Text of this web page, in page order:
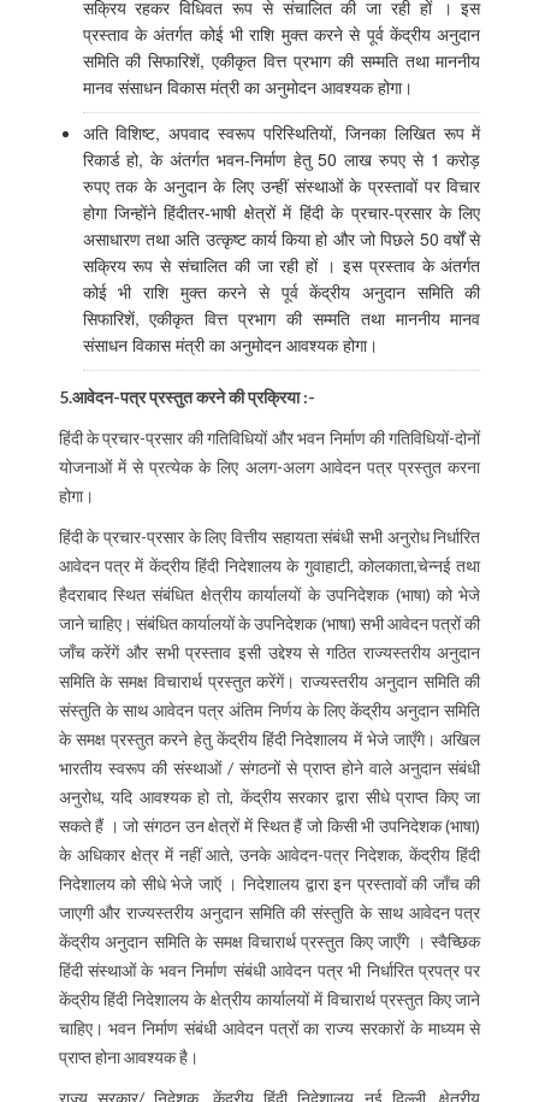
सक्रिय रहकर विधिवत रूप से संचालित की जा रही हों । इस
प्रस्ताव के अंतर्गत कोई भी राशि मुक्त करने से पूर्व केंद्रीय अनुदान
समिति की सिफारिशें, एकीकृत वित्त प्रभाग की सम्मति तथा माननीय
मानव संसाधन विकास मंत्री का अनुमोदन आवश्यक होगा।
अति विशिष्ट, अपवाद स्वरूप परिस्थितियों, जिनका लिखित रूप में
रिकार्ड हो, के अंतर्गत भवन-निर्माण हेतु 50 लाख रुपए से 1 करोड़
रुपए तक के अनुदान के लिए उन्हीं संस्थाओं के प्रस्तावों पर विचार
होगा जिन्होंने हिंदीतर-भाषी क्षेत्रों में हिंदी के प्रचार-प्रसार के लिए
असाधारण तथा अति उत्कृष्ट कार्य किया हो और जो पिछले 50 वर्षों से
सक्रिय रूप से संचालित की जा रही हों । इस प्रस्ताव के अंतर्गत
कोई भी राशि मुक्त करने से पूर्व केंद्रीय अनुदान समिति की
सिफारिशें, एकीकृत वित्त प्रभाग की सम्मति तथा माननीय मानव
संसाधन विकास मंत्री का अनुमोदन आवश्यक होगा।
5.आवेदन-पत्र प्रस्तुत करने की प्रक्रिया :-
हिंदी के प्रचार-प्रसार की गतिविधियों और भवन निर्माण की गतिविधियों-दोनों
योजनाओं में से प्रत्येक के लिए अलग-अलग आवेदन पत्र प्रस्तुत करना
होगा।
हिंदी के प्रचार-प्रसार के लिए वित्तीय सहायता संबंधी सभी अनुरोध निर्धारित
आवेदन पत्र में केंद्रीय हिंदी निदेशालय के गुवाहाटी, कोलकाता,चेन्नई तथा
हैदराबाद स्थित संबंधित क्षेत्रीय कार्यालयों के उपनिदेशक (भाषा) को भेजे
जाने चाहिए। संबंधित कार्यालयों के उपनिदेशक (भाषा) सभी आवेदन पत्रों की
जाँच करेंगें और सभी प्रस्ताव इसी उद्देश्य से गठित राज्यस्तरीय अनुदान
समिति के समक्ष विचारार्थ प्रस्तुत करेंगें। राज्यस्तरीय अनुदान समिति की
संस्तुति के साथ आवेदन पत्र अंतिम निर्णय के लिए केंद्रीय अनुदान समिति
के समक्ष प्रस्तुत करने हेतु केंद्रीय हिंदी निदेशालय में भेजे जाएँगे। अखिल
भारतीय स्वरूप की संस्थाओं / संगठनों से प्राप्त होने वाले अनुदान संबंधी
अनुरोध, यदि आवश्यक हो तो, केंद्रीय सरकार द्वारा सीधे प्राप्त किए जा
सकते हैं । जो संगठन उन क्षेत्रों में स्थित हैं जो किसी भी उपनिदेशक (भाषा)
के अधिकार क्षेत्र में नहीं आते, उनके आवेदन-पत्र निदेशक, केंद्रीय हिंदी
निदेशालय को सीधे भेजे जाऍ । निदेशालय द्वारा इन प्रस्तावों की जाँच की
जाएगी और राज्यस्तरीय अनुदान समिति की संस्तुति के साथ आवेदन पत्र
केंद्रीय अनुदान समिति के समक्ष विचारार्थ प्रस्तुत किए जाएँगे । स्वैच्छिक
हिंदी संस्थाओं के भवन निर्माण संबंधी आवेदन पत्र भी निर्धारित प्रपत्र पर
केंद्रीय हिंदी निदेशालय के क्षेत्रीय कार्यालयों में विचारार्थ प्रस्तुत किए जाने
चाहिए। भवन निर्माण संबंधी आवेदन पत्रों का राज्य सरकारों के माध्यम से
प्राप्त होना आवश्यक है।